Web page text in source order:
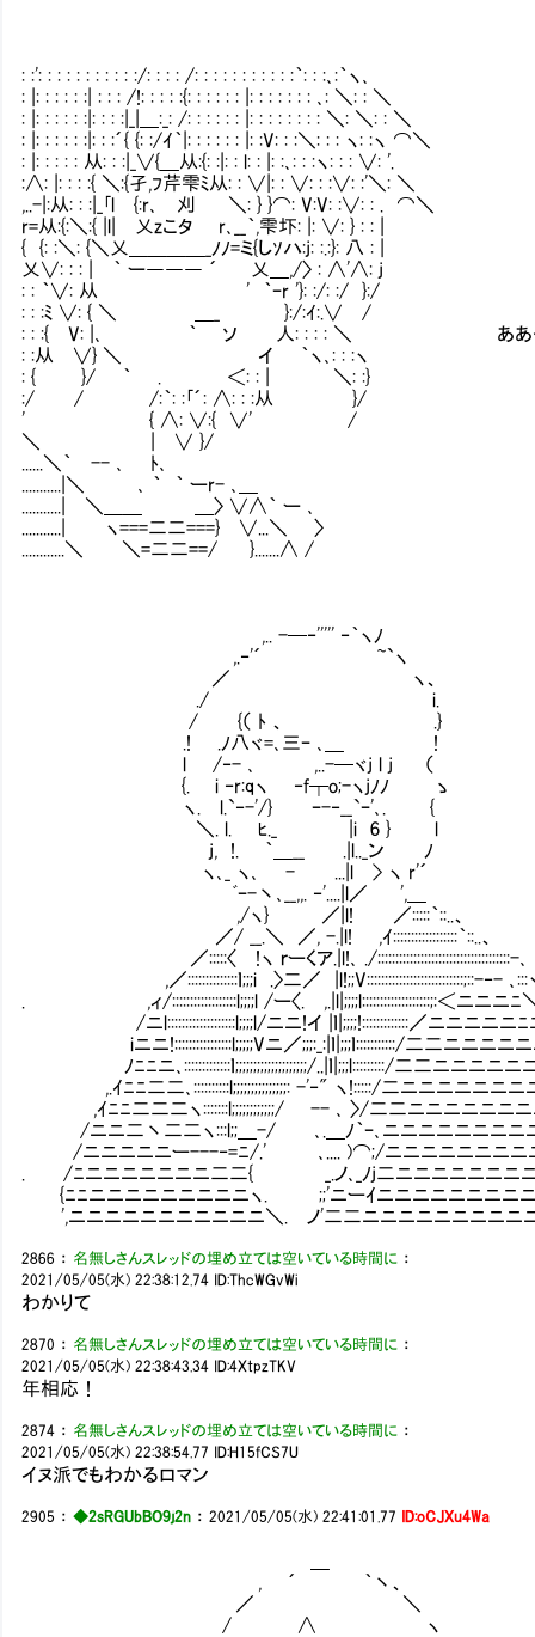
: :': : : : : : : : : : :/: : : : /: : : : : : : : : : :｀: : :､:｀ヽ､
: |: : : : : :| : : : /!: : : : :{: : : : : : |: : : : : : : ､: ＼: : ＼
: |: : : : : :|: : : :|_|＿:_: /: : : : : : |: : : : : : : : ＼: ＼: : ＼
: |: : : : : :|: : :´{ {: :/ｲ｀|: : : : : : |: :V: : :＼: : : ヽ: :ヽ ⌒＼
: |: : : : : 从: : :|_∨{＿从:{: :|: : l: : |: :､: : :ヽ: : : ∨: '.
:∧: |: : : :{ ＼:{孑,ﾌ芹雫ﾐ从: : ∨|: : ∨: : :∨: :'＼: ＼
,..-|:从: : :|_｢l {:r､ 刈 ＼: } }⌒: V:V: :∨: : . ⌒＼
r=从:{:＼:{ |l| 乂zこタ r､__｀,雫圷: |: ∨: } : : |
{ {: :＼: {＼乂＿＿＿＿_ﾉﾉ=ミ{しｿハ:j: :.:}: 八 : |
乂∨: : : | ｀ ー――― ´ 乂＿,/〉 : ∧'∧: j
: : ｀∨: 从 ' ｀ｰr '}: :/: :/ }:/
: : :ﾐ ∨: { ＼ ＿_ }:/:ｲ:.∨ /
: : :{ V: |､ ｀ ソ 人: : : : ＼ ああやって動物に変身
: :从 ∨} ＼ イ ｀ヽ､: : :ヽ
: { }/ ｀ . ＜: : | ＼: :}
:/ / /:｀: :｢´: ∧: : :从 }/
' { ∧: ∨:{ ∨' /
＼ | ∨ }/
......＼｀ -- ､ ﾄ､
...........|＼ ､ ｀ ｀ ーr- ､＿
...........| ＼＿＿ ＿〉 ∨∧｀ ー ､
...........| ヽ===二二===} ∨...＼ 〉
............＼ ＼=二二==/ }.......∧ /
,.. -─‐''''' ‐｀ヽﾉ
,.‐'´ ~`ヽ
／ ヽ、
./ i.
/ {（ ﾄ 、 .}
.! .ﾉ八ヾ=､三ｰ ､＿ !
l /‐- ､ ,..-─ヾj l j （
{. i ‐r:qヽ ‐f┬o;-ヽjﾉﾉ ゝ
ヽ. l.`‐-'/} ｰ-‐__`ｰ'､. {
＼. l. ﾋ._ |i 6 } l
j, !. ｀＿__ .|l.._
ヽ､_ ヽ､ - ...|l > ヽ r'´
ﾞｰ-丶､__,,. ‐'....|l／ ',＿
,/ヽ} ／|l! ／:::::｀::..、
／/ __.＼ ／, -.|l! ,ｲ::::::::::::::::::｀::..、
／:::::〈 !ヽ ｒーくア.|l!､ ./:::::::::::::::::::::::::::::::::::::-､
,／::::::::::::::ｌ;;;i .〉二／ |l!;;V:::::::::::::::::::::::::::;::-‐- ､:::
. ,ィ/::::::::::::::::::l;;;;l /ー〈. ,.|l|;;;;l:::::::::::::::::::;:＜ニニニﾆ
/ニl:::::::::::::::::::l;;;;l/ニニ!イ |ｌ|;;;;!:::::::::::::／ニニニニニﾆ
iニニ!::::::::::::::::l;;;;;Vニ／;;;:_:|ｌ|;;;ｌ:::::::::::/二二ニニニニ
ﾉﾆﾆニ､:::::::::::::ｌ;;;;;;;;;;;;;;;;;;;;/..|ｌ|;;;l:::::::::/二二ニニニニニ
,.ｲﾆﾆ二二､::::::::::l;;;;;;;;;;;;;;;: -'‐" ヽ!:::::/二ニニニニニニニ
,ｲﾆﾆ二二二ヽ:::::::l;;;;;;;;;;;;/ -- ､ 〉/二二ニニニニニニニ
/ニニ二丶二二ヽ:::l;;＿-/ ､.＿ﾉ｀ｰ､ニニニニニニニニ
/ニニニニニー---‐=ﾆ/.' ､.... )⌒;/ニニニニニニニニ
. /ﾆニニニニニニニ二二{ _.ノ､_ﾉj二ニニニニニニニニ
{ﾆﾆニニニニニニニニニヽ. ;;'ニーｲニニニニニニニニニ
',ニニニニニニニニニニニ＼. ノ'二二ニニニニニニニニニ
2866 ： 名無しさんスレッドの埋め立ては空いている時間に ：
2021/05/05(水) 22:38:12.74 ID:ThcWGvWi
わかりて
2870 ： 名無しさんスレッドの埋め立ては空いている時間に ：
2021/05/05(水) 22:38:43.34 ID:4XtpzTKV
年相応！
2874 ： 名無しさんスレッドの埋め立ては空いている時間に ：
2021/05/05(水) 22:38:54.77 ID:H15fCS7U
イヌ派でもわかるロマン
2905 ：◆2sRGUbBO9j2n ：2021/05/05(水) 22:41:01.77 ID:oCJXu4Wa
, ´ ｀丶、
／ ＼
/ ∧ ヽ